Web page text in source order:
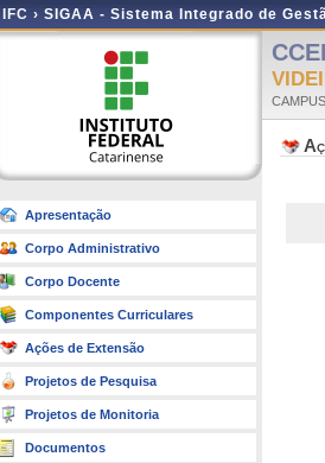
IFC › SIGAA - Sistema Integrado de
Apresentação
Corpo Administrativo
Corpo Docente
Componentes Curriculares
Ações de Extensão
Projetos de Pesquisa
Projetos de Monitoria
Documentos